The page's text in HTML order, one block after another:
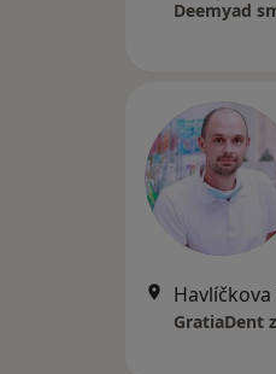
Deemyad
GratiaDent